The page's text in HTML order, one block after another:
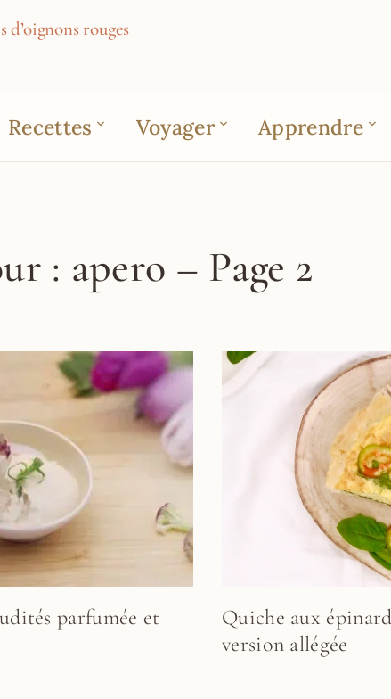
d’oignons rouges
Recettes Voyager Apprendre
: apero – Page 2
parfumée et
Quiche aux
version allégée